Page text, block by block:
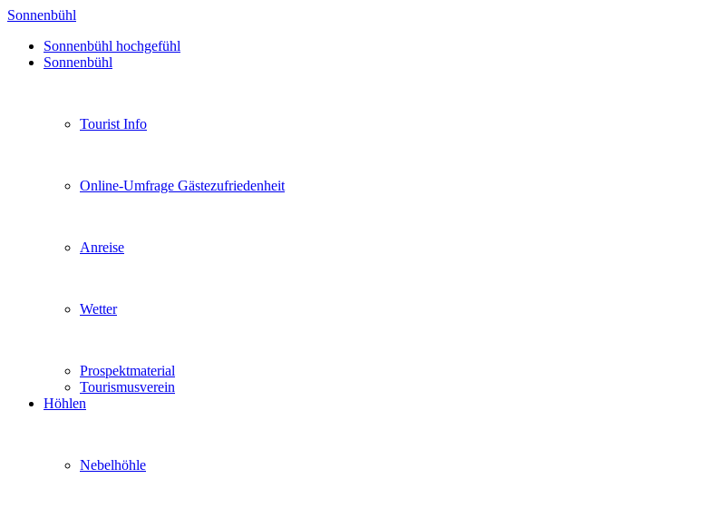
Sonnenbühl
Sonnenbühl hochgefühl
Sonnenbühl
Tourist Info
Online-Umfrage Gästezufriedenheit
Anreise
Wetter
Prospektmaterial
Tourismusverein
Höhlen
Nebelhöhle